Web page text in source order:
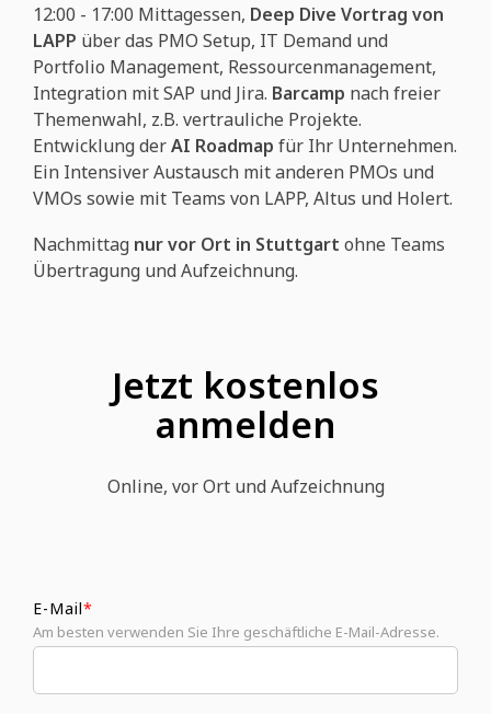
12:00 - 17:00 Mittagessen, Deep Dive Vortrag von
LAPP über das PMO Setup, IT Demand und
Portfolio Management, Ressourcenmanagement,
Integration mit SAP und Jira. Barcamp nach freier
Themenwahl, z.B. vertrauliche Projekte.
Entwicklung derAI Roadmap für Ihr Unternehmen.
Ein Intensiver Austausch mit anderen PMOs und
VMOs sowie mit Teams von LAPP, Altus und Holert.
Nachmittag nur vor Ort in Stuttgart ohne Teams
Übertragung und Aufzeichnung.
Jetzt kostenlos
anmelden
Online, vor Ort und Aufzeichnung
E-Mail*
Am besten verwenden Sie Ihre geschäftliche E-Mail-Adresse.